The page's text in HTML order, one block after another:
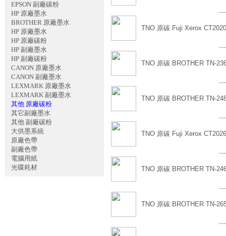
EPSON 副廠碳粉
HP 原廠墨水
BROTHER 原廠墨水
HP 原廠墨水
HP 原廠碳粉
HP 副廠墨水
HP 副廠碳粉
CANON 原廠墨水
CANON 副廠墨水
LEXMARK 原廠墨水
LEXMARK 副廠墨水
其他 原廠碳粉
其它副廠墨水
其他 副廠碳粉
大供墨系統
原廠色帶
副廠色帶
電腦用紙
光碟耗材
TNO 原碳 Fuji Xerox
TNO 原碳 BROTHER TN-
TNO 原碳 BROTHER TN-
TNO 原碳 Fuji Xerox
TNO 原碳 BROTHER TN-
TNO 原碳 BROTHER TN-